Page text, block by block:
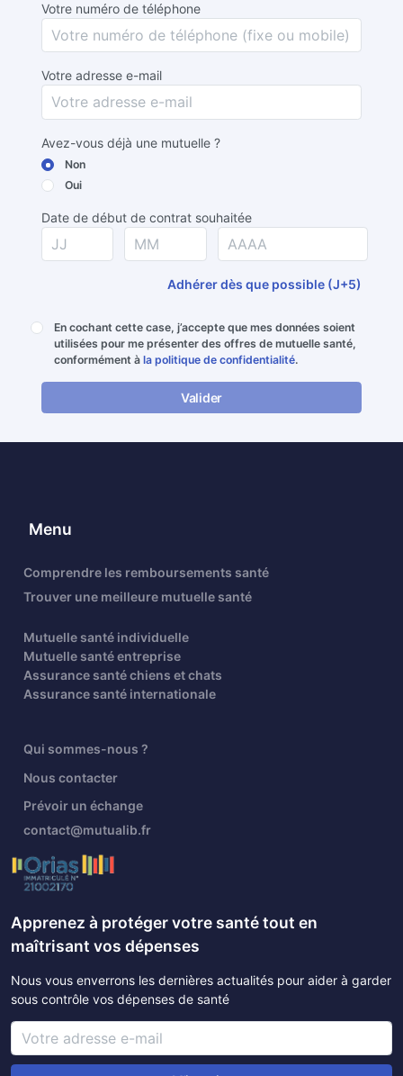
Votre numéro de téléphone
Votre adresse e-mail
Avez-vous déjà une mutuelle ?
Non
Oui
Date de début de contrat souhaitée
Adhérer dès que possible (J+5)
En cochant cette case, j’accepte que mes données soient
utilisées pour me présenter des offres de mutuelle santé,
conformément à la politique de confidentialité.
Valider
Menu
Comprendre les remboursements santé
Trouver une meilleure mutuelle santé
Mutuelle santé individuelle
Mutuelle santé entreprise
Assurance santé chiens et chats
Assurance santé internationale
Qui sommes-nous ?
Nous contacter
Prévoir un échange
contact@mutualib.fr
Apprenez à protéger votre santé tout en
maîtrisant vos dépenses
Nous vous enverrons les dernières actualités pour aider à garder
sous contrôle vos dépenses de santé